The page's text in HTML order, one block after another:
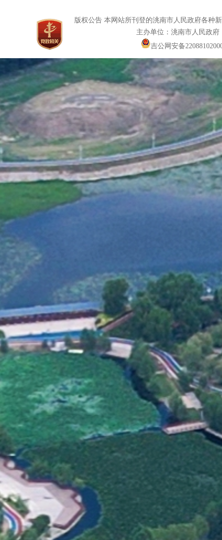
版权公告 本网站所刊登的洮南市人民政府各种
主办单位：洮南市人民政
吉公网安备